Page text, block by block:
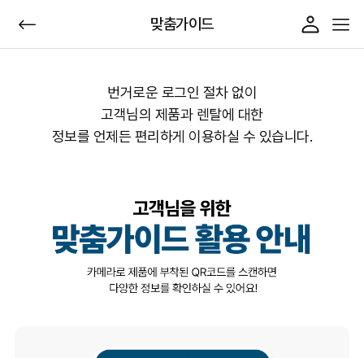
맞춤가이드
번거로운 로그인 절차 없이
고객님의 제품과 렌탈에 대한
정보를 언제든 편리하게 이용하실 수 있습니다.